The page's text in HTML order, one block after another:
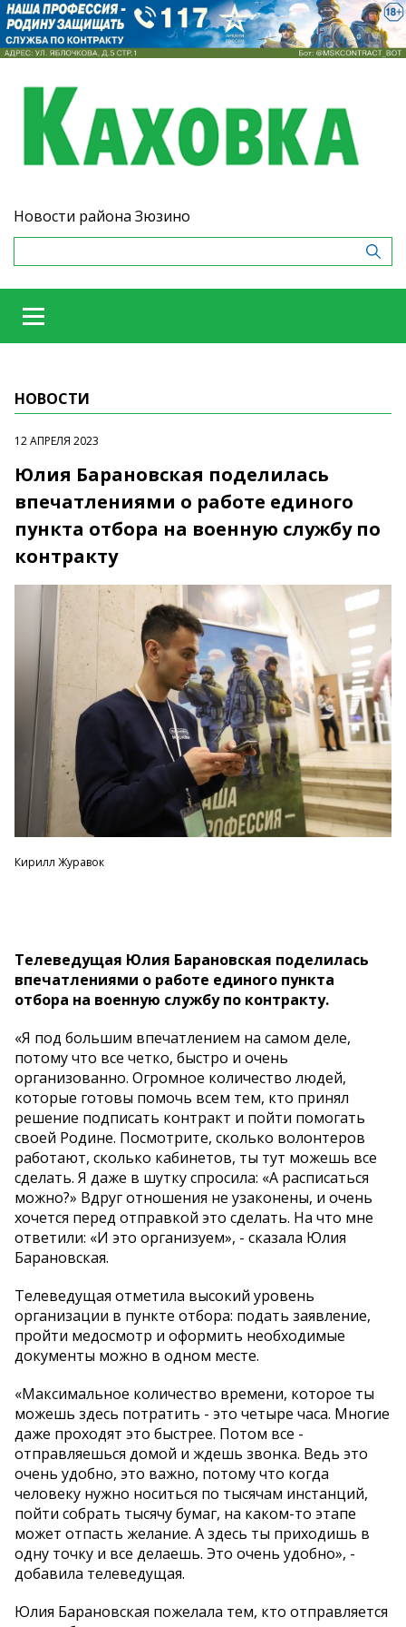
Новости района Зюзино
НОВОСТИ
12 АПРЕЛЯ 2023
Юлия Барановская поделилась
впечатлениями о работе единого
пункта отбора на военную службу по
контракту
Кирилл Журавок
Телеведущая Юлия Барановская поделилась
впечатлениями о работе единого пункта
отбора на военную службу по контракту.
«Я под большим впечатлением на самом деле,
потому что все четко, быстро и очень
организованно. Огромное количество людей,
которые готовы помочь всем тем, кто принял
решение подписать контракт и пойти помогать
своей Родине. Посмотрите, сколько волонтеров
работают, сколько кабинетов, ты тут можешь все
сделать. Я даже в шутку спросила: «А расписаться
можно?» Вдруг отношения не узаконены, и очень
хочется перед отправкой это сделать. На что мне
ответили: «И это организуем», - сказала Юлия
Барановская.
Телеведущая отметила высокий уровень
организации в пункте отбора: подать заявление,
пройти медосмотр и оформить необходимые
документы можно в одном месте.
«Максимальное количество времени, которое ты
можешь здесь потратить - это четыре часа. Многие
даже проходят это быстрее. Потом все -
отправляешься домой и ждешь звонка. Ведь это
очень удобно, это важно, потому что когда
человеку нужно носиться по тысячам инстанций,
пойти собрать тысячу бумаг, на каком-то этапе
может отпасть желание. А здесь ты приходишь в
одну точку и все делаешь. Это очень удобно», -
добавила телеведущая.
Юлия Барановская пожелала тем, кто отправляется